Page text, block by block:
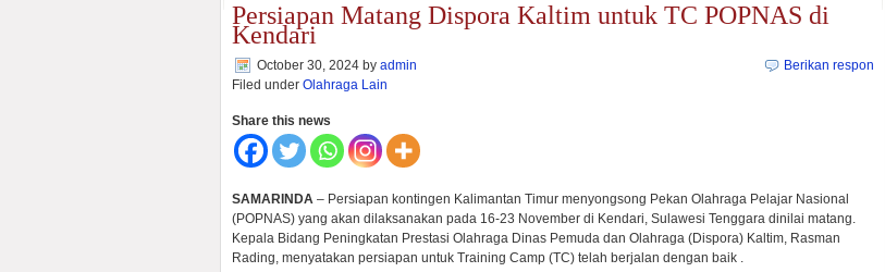
Persiapan Matang Dispora Kaltim untuk TC POPNAS di
Kendari
October 30, 2024 by admin
Filed under Olahraga Lain
Berikan respon
Share this news
SAMARINDA – Persiapan kontingen Kalimantan Timur menyongsong Pekan Olahraga Pelajar Nasional
(POPNAS) yang akan dilaksanakan pada 16-23 November di Kendari, Sulawesi Tenggara dinilai matang.
Kepala Bidang Peningkatan Prestasi Olahraga Dinas Pemuda dan Olahraga (Dispora) Kaltim, Rasman
Rading, menyatakan persiapan untuk Training Camp (TC) telah berjalan dengan baik .